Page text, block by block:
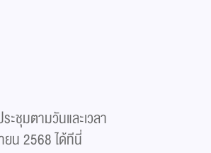
ชุมตามวันและเวลา
น 2568 ได้ทีนี่